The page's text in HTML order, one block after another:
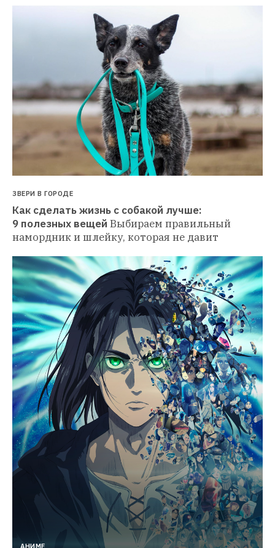
ЗВЕРИ В ГОРОДЕ
Как сделать жизнь с собакой лучше:
9 полезных вещей Выбираем правильный
намордник и шлейку, которая не давит
АНИМЕ